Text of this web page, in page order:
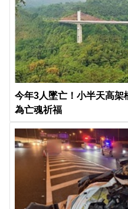
今年3人墜亡！小半天高架
為亡魂祈福